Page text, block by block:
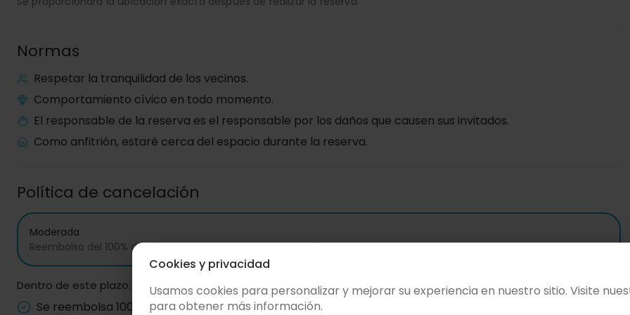
Normas
Respetar la tranquilidad de los vecinos.
Comportamiento cívico en todo momento.
El responsable de la reserva es el responsable por los daños que causen sus invitados.
Como anfitrión, estaré cerca del espacio durante la reserva.
Política de cancelación
Moderada
Reembolso del 100% de la reserva si se cancela hasta15 días antes del evento.
Dentro de este plazo:
Se reembolsa 100% del precio de la reserva*.
Cookies y privacidad
Usamos cookies para personalizar y mejorar su experiencia en nuestro sitio. Visite
para obtener más información.